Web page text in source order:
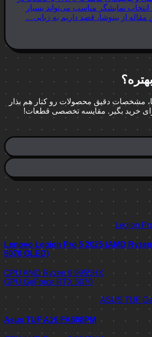
نمایشگر مناسب می‌تواند بسیار
مقاله از بینوشا، قصد داریم به زبانی…
مشخصات دقیق محصولات رو کنار هم بذار
خرید بگیر. مقایسه تخصصی قطعات!
Lenovo Legion Pro 5 2025 (AMD
5070 OLED)
CPU AMD Ryzen 9 9955HX
GPU GeForce RTX 5070
Asus TUF A16 FA608PM